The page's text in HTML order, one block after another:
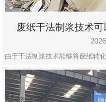
废纸干法制浆技术
由于干法制浆技术能够将废纸转